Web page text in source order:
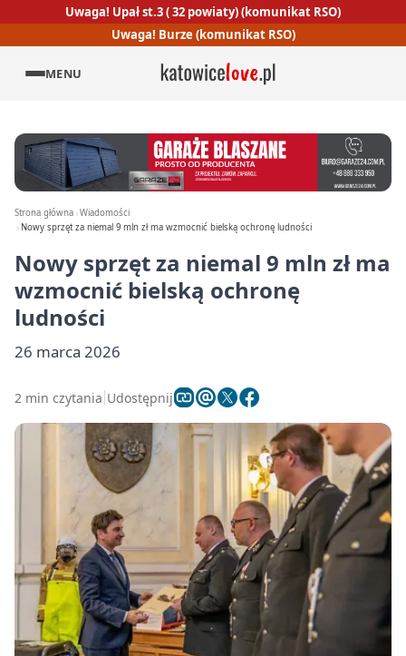
Uwaga! Upał st.3 ( 32 powiaty) (komunikat RSO)
Uwaga! Burze (komunikat RSO)
MENU
Strona główna Wiadomości
Nowy sprzęt za niemal 9 mln zł ma wzmocnić bielską ochronę ludności
Nowy sprzęt za niemal 9 mln zł ma
wzmocnić bielską ochronę
ludności
26 marca 2026
2 min czytania Udostępnij